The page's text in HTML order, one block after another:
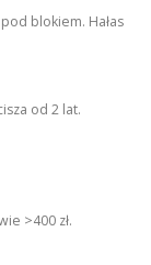
blokiem. Hałas
od 2 lat.
>400 zł.